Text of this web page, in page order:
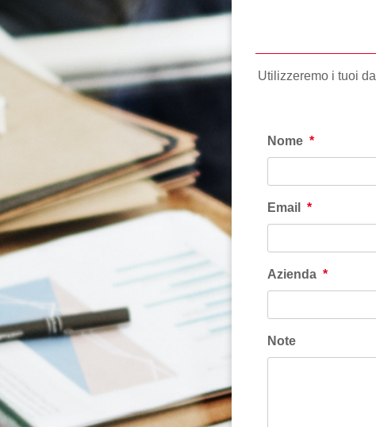
Utilizzeremo i tuoi
Nome *
Email *
Azienda *
Note